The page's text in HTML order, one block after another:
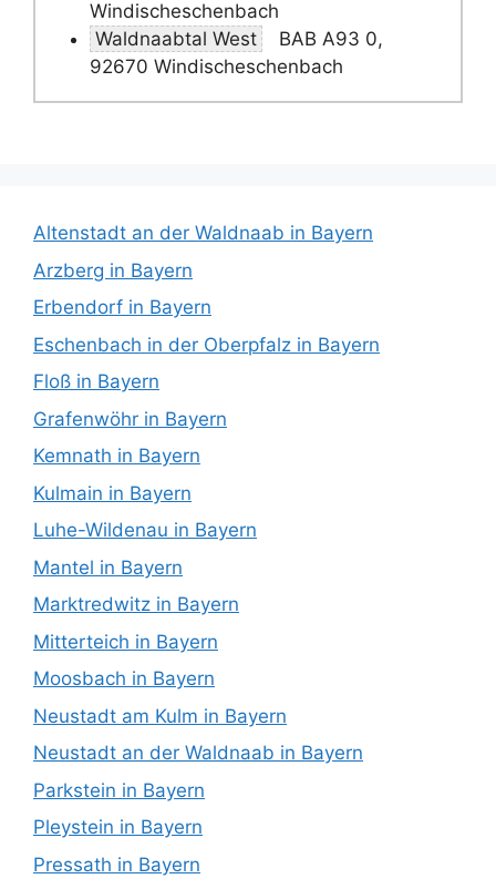
Windischeschenbach
Waldnaabtal West
BAB A93 0,
92670 Windischeschenbach
Altenstadt an der Waldnaab in Bayern
Arzberg in Bayern
Erbendorf in Bayern
Eschenbach in der Oberpfalz in Bayern
Floß in Bayern
Grafenwöhr in Bayern
Kemnath in Bayern
Kulmain in Bayern
Luhe-Wildenau in Bayern
Mantel in Bayern
Marktredwitz in Bayern
Mitterteich in Bayern
Moosbach in Bayern
Neustadt am Kulm in Bayern
Neustadt an der Waldnaab in Bayern
Parkstein in Bayern
Pleystein in Bayern
Pressath in Bayern